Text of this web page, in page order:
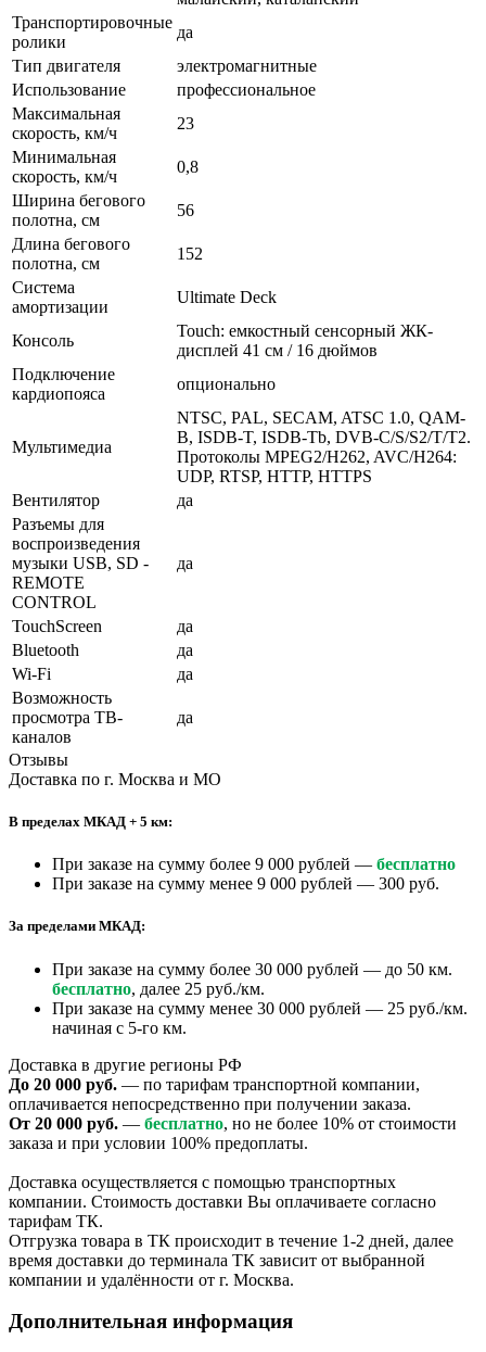
Транспортировочные
ролики
да
Тип двигателя
электромагнитные
Использование
профессиональное
Максимальная
скорость, км/ч
23
Минимальная
скорость, км/ч
0,8
Ширина бегового
полотна, см
56
Длина бегового
полотна, см
152
Система
амортизации
Ultimate Deck
Консоль
Touch: емкостный сенсорный ЖК-
дисплей 41 см / 16 дюймов
Подключение
кардиопояса
опционально
Мультимедиа
NTSC, PAL, SECAM, ATSC 1.0, QAM-
B, ISDB-T, ISDB-Tb, DVB-C/S/S2/T/T2.
Протоколы MPEG2/H262, AVC/H264:
UDP, RTSP, HTTP, HTTPS
Вентилятор
да
Разъемы для
воспроизведения
музыки USB, SD -
REMOTE
CONTROL
да
TouchScreen
да
Bluetooth
да
Wi-Fi
да
Возможность
просмотра ТВ-
каналов
да
Отзывы
Доставка по г. Москва и МО
В пределах МКАД + 5 км:
При заказе на сумму более 9 000 рублей — бесплатно
При заказе на сумму менее 9 000 рублей — 300 руб.
За пределами МКАД:
При заказе на сумму более 30 000 рублей — до 50 км.
бесплатно, далее 25 руб./км.
При заказе на сумму менее 30 000 рублей — 25 руб./км.
начиная с 5-го км.
Доставка в другие регионы РФ
До 20 000 руб. — по тарифам транспортной компании,
оплачивается непосредственно при получении заказа.
От 20 000 руб. — бесплатно, но не более 10% от стоимости
заказа и при условии 100% предоплаты.
Доставка осуществляется с помощью транспортных
компании. Стоимость доставки Вы оплачиваете согласно
тарифам ТК.
Отгрузка товара в ТК происходит в течение 1-2 дней, далее
время доставки до терминала ТК зависит от выбранной
компании и удалённости от г. Москва.
Дополнительная информация